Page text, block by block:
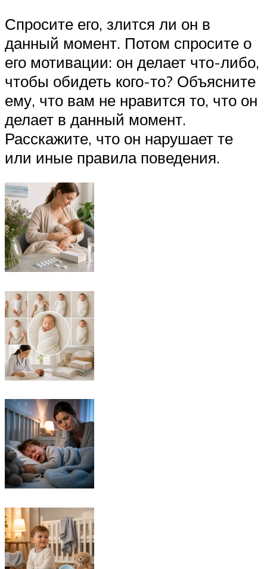
Спросите его, злится ли он в
данный момент. Потом спросите о
его мотивации: он делает что-либо,
чтобы обидеть кого-то? Объясните
ему, что вам не нравится то, что он
делает в данный момент.
Расскажите, что он нарушает те
или иные правила поведения.